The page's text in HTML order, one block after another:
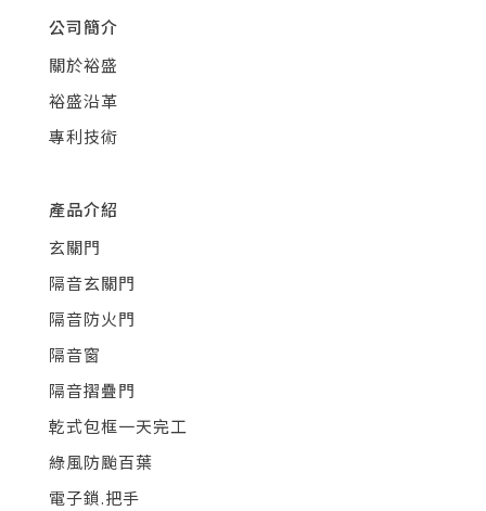
公司簡介
關於裕盛
裕盛沿革
專利技術
產品介紹
玄關門
隔音玄關門
隔音防火門
隔音窗
隔音摺疊門
乾式包框一天完工
綠風防颱百葉
電子鎖.把手